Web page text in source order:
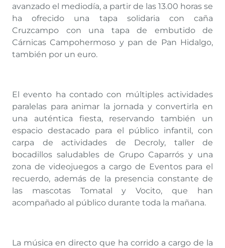
avanzado el mediodía, a partir de las 13.00 horas se
ha ofrecido una tapa solidaria con caña
Cruzcampo con una tapa de embutido de
Cárnicas Campohermoso y pan de Pan Hidalgo,
también por un euro.
El evento ha contado con múltiples actividades
paralelas para animar la jornada y convertirla en
una auténtica fiesta, reservando también un
espacio destacado para el público infantil, con
carpa de actividades de Decroly, taller de
bocadillos saludables de Grupo Caparrós y una
zona de videojuegos a cargo de Eventos para el
recuerdo, además de la presencia constante de
las mascotas Tomatal y Vocito, que han
acompañado al público durante toda la mañana.
La música en directo que ha corrido a cargo de la